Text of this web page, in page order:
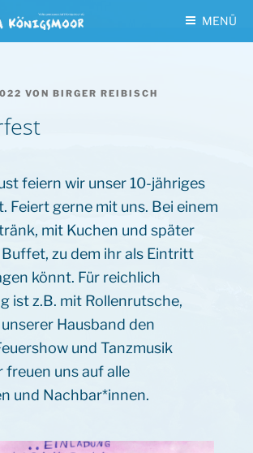
MENÜ
VON BIRGER REIBISCH
feiern wir unser 10-jähriges
Feiert gerne mit uns. Bei einem
mit Kuchen und später
zu dem ihr als Eintritt
könnt. Für reichlich
ist z.B. mit Rollenrutsche,
Hausband den
und Tanzmusik
freuen uns auf alle
und Nachbar*innen.
plugin: wplink